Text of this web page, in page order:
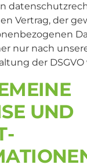
Vertrag, der
nur nach
der DSGVO
UND